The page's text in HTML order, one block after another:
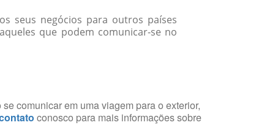
seus negócios para outros países
que podem comunicar-se no
comunicar em uma viagem para o exterior,
conosco para mais informações sobre